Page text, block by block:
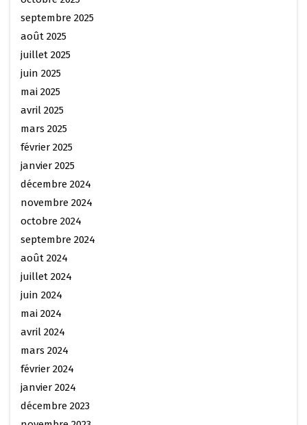
septembre 2025
août 2025
juillet 2025
juin 2025
mai 2025
avril 2025
mars 2025
février 2025
janvier 2025
décembre 2024
novembre 2024
octobre 2024
septembre 2024
août 2024
juillet 2024
juin 2024
mai 2024
avril 2024
mars 2024
février 2024
janvier 2024
décembre 2023